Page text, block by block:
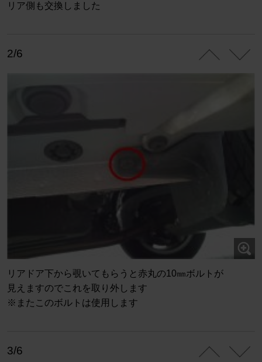
リア側も交換しました
2/6
リアドア下から覗いてもらうと赤丸の10㎜ボルトが
見えますのでこれを取り外します
※またこのボルトは使用します
3/6